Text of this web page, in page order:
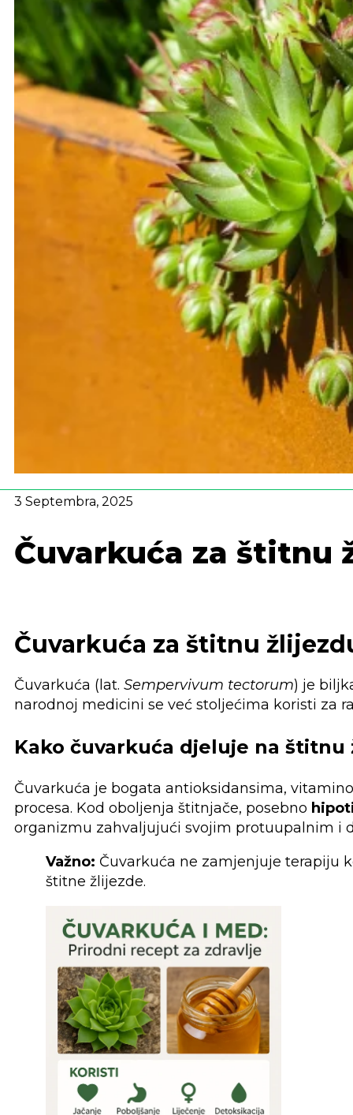
3 Septembra, 2025
Čuvarkuća za štitnu
Čuvarkuća za štitnu
Čuvarkuća (lat. Sempervivum tectorum) je
narodnoj medicini se već stoljećima koristi za
Kako čuvarkuća djeluje na štitnu
Čuvarkuća je bogata antioksidansima,
procesa. Kod oboljenja štitnjače, posebno
organizmu zahvaljujući svojim protuupalnim i
Važno: Čuvarkuća ne zamjenjuje terapiju
štitne žlijezde.